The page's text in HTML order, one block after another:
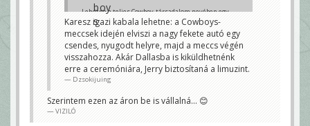
Lehetne a teljes Cowboy-társadalom nevében egy
olyan kérésünk, hogy többet ne nézz élőben
meccset!?
Felveszed és megnézed úgy, át tudod pörgetni a sok-
sok reklámot/holtidőt és még tuti nyer is a csapat.
Így mindenki jól járna! És a végén szólunk, hogy
bekapcsolhatsz, amikor már tuti a meccs és az
ünneplést lehet nézegetni...
Ennyit igazán megtehetnél a Csillagosokért!!! 😀 😀
VIZILÓ
Karesz igazi kabala lehetne: a Cowboys-
meccsek idején elviszi a nagy fekete autó egy
csendes, nyugodt helyre, majd a meccs végén
visszahozza. Akár Dallasba is kiküldhetnénk
erre a ceremóniára, Jerry biztosítaná a limuzint.
Dzsokijuing
Szerintem ezen az áron be is vállalná... 😊
VIZILÓ